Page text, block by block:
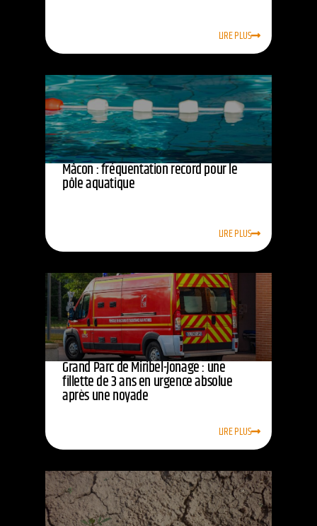
LIRE PLUS
Mâcon : fréquentation record pour le
pôle aquatique
LIRE PLUS
Grand Parc de Miribel-Jonage : une
fillette de 3 ans en urgence absolue
après une noyade
LIRE PLUS